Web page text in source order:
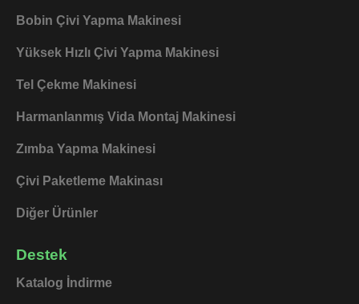
k
n
Bobin Çivi Yapma Makinesi
Yüksek Hızlı Çivi Yapma Makinesi
Tel Çekme Makinesi
Harmanlanmış Vida Montaj Makinesi
Zımba Yapma Makinesi
Çivi Paketleme Makinası
Diğer Ürünler
Destek
Katalog İndirme